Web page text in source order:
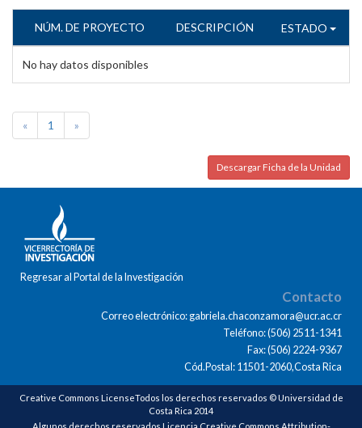
NÚM. DE PROYECTO DESCRIPCIÓN ESTADO
No hay datos disponibles
« 1 »
Descargar Ficha de la Unidad
Regresar al Portal de la Investigación
Contacto
Correo electrónico: gabriela.chaconzamora@ucr.ac.cr
Teléfono: (506) 2511-1341
Fax: (506) 2224-9367
Cód.Postal: 11501-2060,Costa Rica
Creative Commons LicenseTodos los derechos reservados © Universidad de
Costa Rica 2014